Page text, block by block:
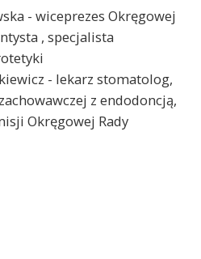
- wiceprezes Okręgowej
, specjalista
- lekarz stomatolog,
z endodoncją,
Okręgowej Rady